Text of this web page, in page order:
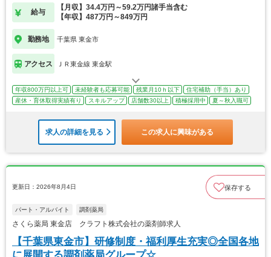
給与
【月収】34.4万円～59.2万円諸手当含む
【年収】487万円～849万円
勤務地 千葉県 東金市
アクセス ＪＲ東金線 東金駅
年収800万円以上可 未経験者も応募可能 残業月10ｈ以下
住宅補助（手当）あり
産休・育休取得実績有り
スキルアップ 店舗数30以上 積極採用中 夏～秋入職可
求人の詳細を見る この求人に興味がある
更新日：2026年8月4日 保存する
パート・アルバイト 調剤薬局
さくら薬局 東金店 クラフト株式会社の薬剤師求人
【千葉県東金市】研修制度・福利厚生充実◎全国各地